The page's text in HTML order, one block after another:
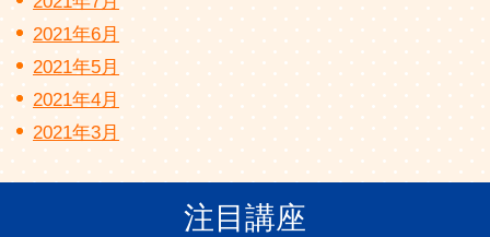
2021年6月
2021年5月
2021年4月
2021年3月
注目講座